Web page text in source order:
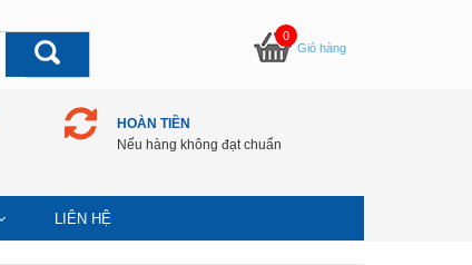
0
Giỏ hàng
HOÀN TIỀN
Nếu hàng không đạt chuẩn
LIÊN HỆ